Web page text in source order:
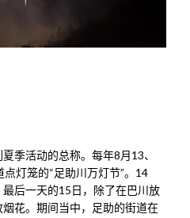
季活动的总称。每年8月13、
灯笼的“足助川万灯节”。14
后一天的15日，除了在巴川放
花。期间当中，足助的街道在